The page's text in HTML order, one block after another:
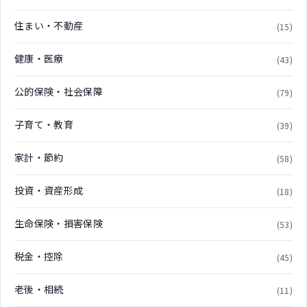
住まい・不動産 (15)
健康・医療 (43)
公的保険・社会保障 (79)
子育て・教育 (39)
家計・節約 (58)
投資・資産形成 (18)
生命保険・損害保険 (53)
税金・控除 (45)
老後・相続 (11)